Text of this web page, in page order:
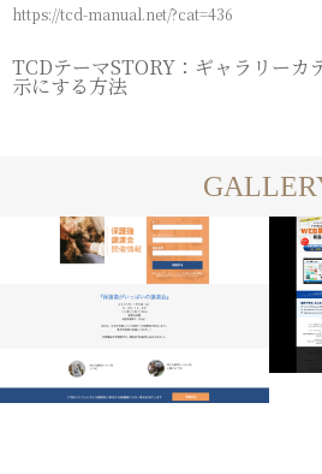
https://tcd-manual.net/?cat=436
TCDテーマSTORY：ギャラリーカ
示にする方法
制作実績一覧